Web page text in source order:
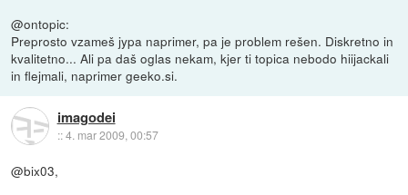
@ontopic:
Preprosto vzameš jypa naprimer, pa je problem rešen. Diskretno in
kvalitetno... Ali pa daš oglas nekam, kjer ti topica nebodo hiijackali
in flejmali, naprimer geeko.si.
imagodei
::4. mar 2009, 00:57
@bix03,